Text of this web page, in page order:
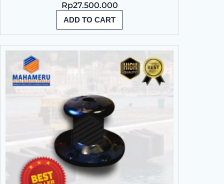
Rp27.500.000
ADD TO CART